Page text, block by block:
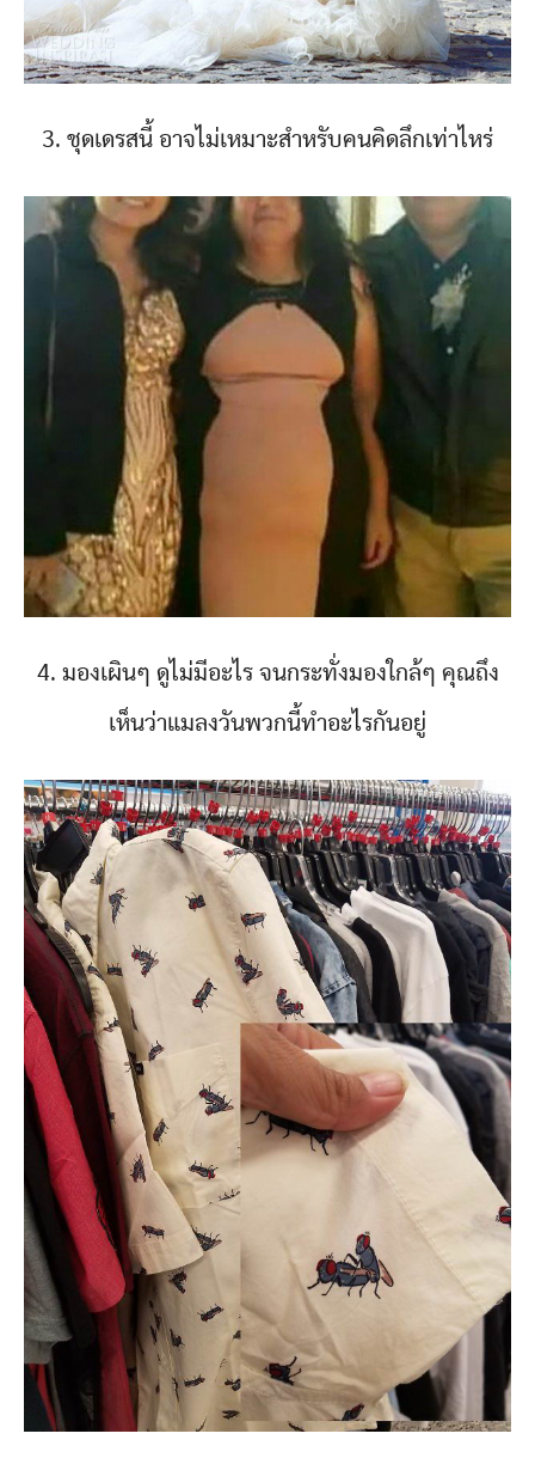
3. ชุดเดรสนี้ อาจไม่เหมาะสำหรับคนคิดลึกเท่าไหร่
4. มองเผินๆ ดูไม่มีอะไร จนกระทั่งมองใกล้ๆ คุณถึง
เห็นว่าแมลงวันพวกนี้ทำอะไรกันอยู่